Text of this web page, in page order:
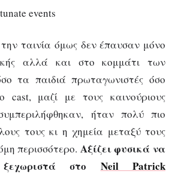
την ταινία όμως δεν έπαυσαν μόνο
αλλά και στο κομμάτι των
τα παιδιά πρωταγωνιστές όσο
cast, μαζί με τους καινούριους
ήταν πολύ πιο
τους κι η χημεία μεταξύ τους
περισσότερο. Αξίζει φυσικά να
στο Neil Patrick